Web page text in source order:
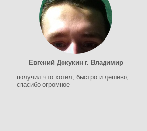
Евгений Докукин г. Владимир
получил что хотел, быстро и дешево,
спасибо огромное